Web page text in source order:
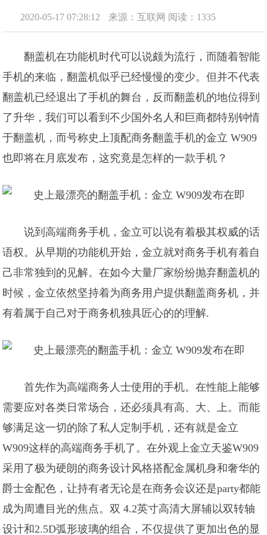
2020-05-17 07:28:12 来源：互联网 阅读：1335
翻盖机在功能机时代可以说颇为流行，而随着智能
手机的来临，翻盖机似乎已经慢慢的变少。但并不代表
翻盖机已经退出了手机的舞台，反而翻盖机的地位得到
了升华，我们可以看到不少国外名人和巨商都特别钟情
于翻盖机，而号称史上顶配商务翻盖手机的金立 W909
也即将在月底发布，这究竟是怎样的一款手机？
说到高端商务手机，金立可以说有着极其权威的话
语权。从早期的功能机开始，金立就对商务手机有着自
己非常独到的见解。在如今大量厂家纷纷抛弃翻盖机的
时候，金立依然坚持着为商务用户提供翻盖商务机，并
有着属于自己对于商务机独具匠心的的理解.
首先作为高端商务人士使用的手机。在性能上能够
需要应对各类日常场合，还必须具有高、大、上。而能
够满足这一切的除了私人定制手机，还有就是金立
W909这样的高端商务手机了。在外观上金立天鉴W909
采用了极为硬朗的商务设计风格搭配金属机身和奢华的
爵士金配色，让持有者无论是在商务会议还是party都能
成为周遭目光的焦点。双 4.2英寸高清大屏辅以双转轴
设计和2.5D弧形玻璃的组合，不仅提供了更加出色的显